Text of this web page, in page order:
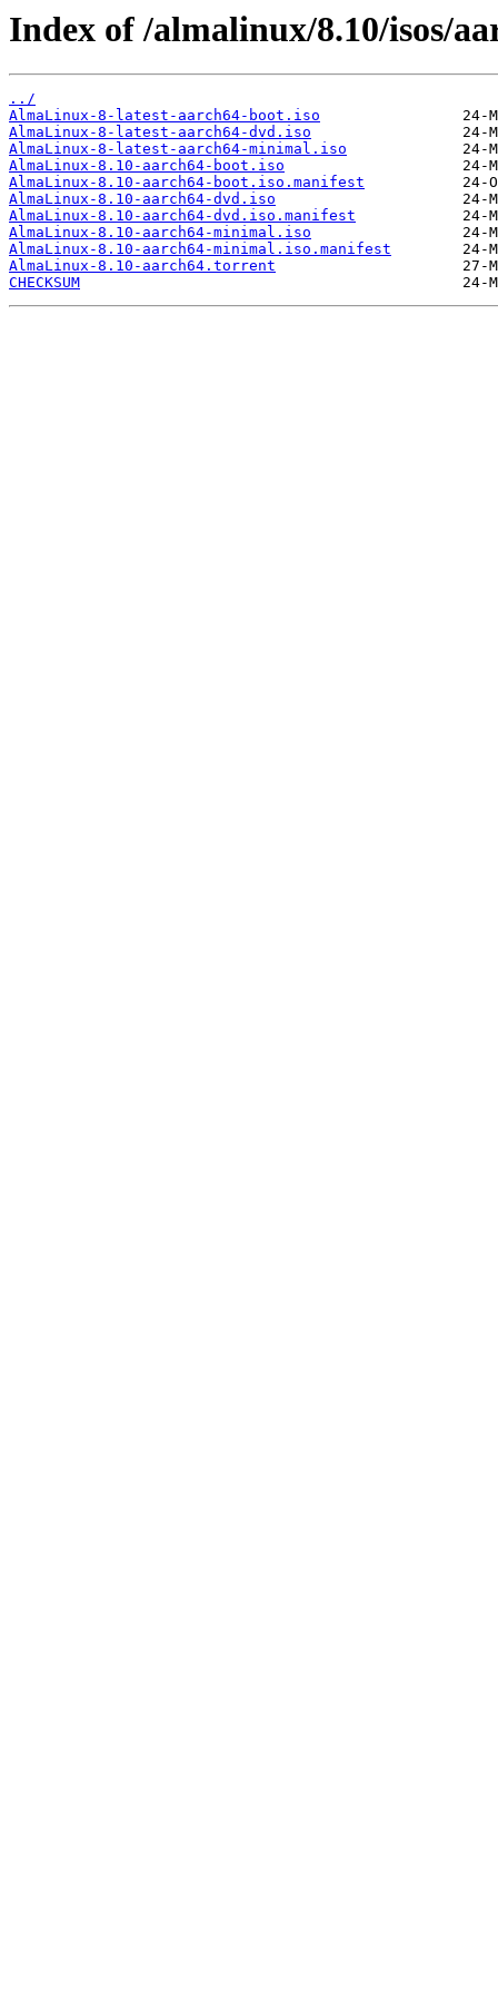
Index of /almalinux/8.10/isos/
../
AlmaLinux-8-latest-aarch64-boot.iso
AlmaLinux-8-latest-aarch64-dvd.iso
AlmaLinux-8-latest-aarch64-minimal.iso
AlmaLinux-8.10-aarch64-boot.iso
AlmaLinux-8.10-aarch64-boot.iso.manifest
AlmaLinux-8.10-aarch64-dvd.iso
AlmaLinux-8.10-aarch64-dvd.iso.manifest
AlmaLinux-8.10-aarch64-minimal.iso
AlmaLinux-8.10-aarch64-minimal.iso.manifest
AlmaLinux-8.10-aarch64.torrent
CHECKSUM